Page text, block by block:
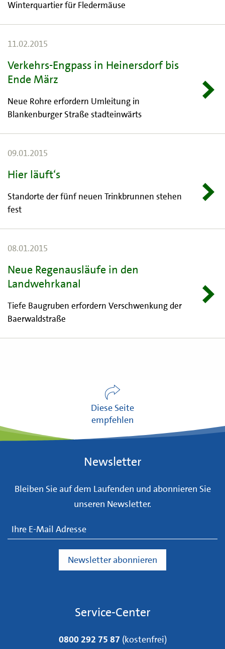
Winterquartier für Fledermäuse
11.02.2015
Verkehrs-Engpass in Heinersdorf bis
Ende März
Neue Rohre erfordern Umleitung in
Blankenburger Straße stadteinwärts
09.01.2015
Hier läuft‘s
Standorte der fünf neuen Trinkbrunnen stehen
fest
08.01.2015
Neue Regenausläufe in den
Landwehrkanal
Tiefe Baugruben erfordern Verschwenkung der
Baerwaldstraße
Diese Seite
empfehlen
Newsletter
Bleiben Sie auf dem Laufenden und abonnieren Sie
unseren Newsletter.
Service-Center
0800 292 75 87 (kostenfrei)